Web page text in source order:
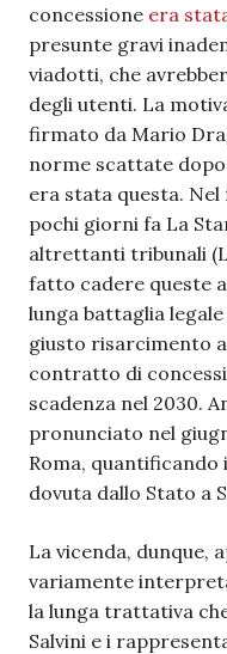
concessione era
presunte gravi
viadotti, che
degli utenti. La
firmato da Mario
norme scattate
era stata questa.
pochi giorni fa La
altrettanti tribunali
fatto cadere queste
lunga battaglia
giusto risarcimento
contratto di
scadenza nel 2030.
pronunciato nel
Roma, quantificando
dovuta dallo Stato a
La vicenda, dunque,
variamente
la lunga trattativa
Salvini e i